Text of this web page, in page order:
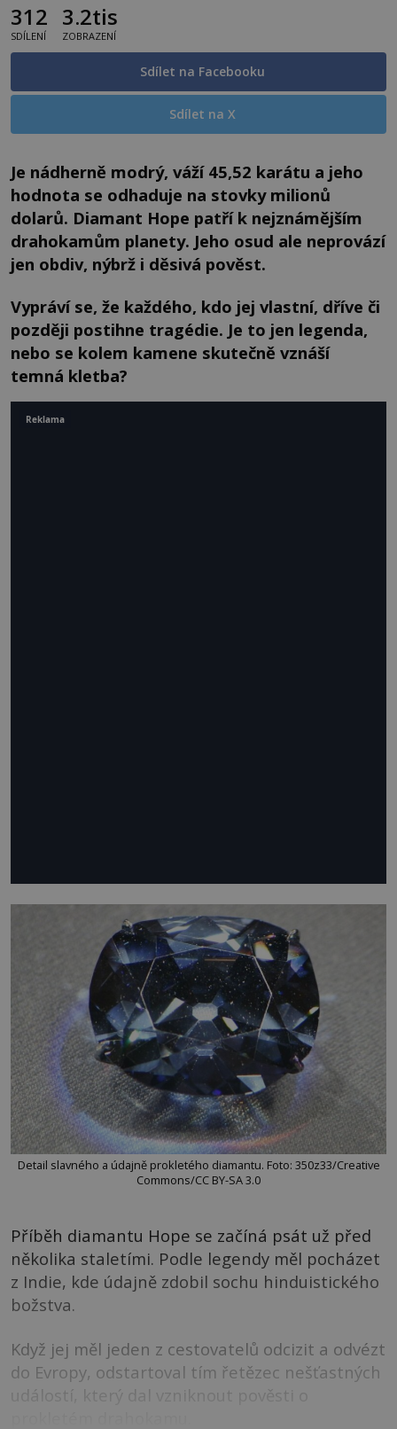
312
SDÍLENÍ
3.2tis
ZOBRAZENÍ
Sdílet na Facebooku
Sdílet na X
Je nádherně modrý, váží 45,52 karátu a jeho
hodnota se odhaduje na stovky milionů
dolarů. Diamant Hope patří k nejznámějším
drahokamům planety. Jeho osud ale neprovází
jen obdiv, nýbrž i děsivá pověst.
Vypráví se, že každého, kdo jej vlastní, dříve či
později postihne tragédie. Je to jen legenda,
nebo se kolem kamene skutečně vznáší
temná kletba?
Detail slavného a údajně prokletého diamantu. Foto: 350z33/Creative
Commons/CC BY-SA 3.0
Příběh diamantu Hope se začíná psát už před
několika staletími. Podle legendy měl pocházet
z Indie, kde údajně zdobil sochu hinduistického
božstva.
Když jej měl jeden z cestovatelů odcizit a odvézt
do Evropy, odstartoval tím řetězec nešťastných
událostí, který dal vzniknout pověsti o
Reklama